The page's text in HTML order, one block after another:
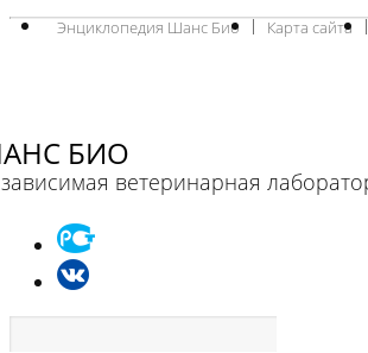
Энциклопедия Шанс Био Карта сайта
БИО
ветеринарная